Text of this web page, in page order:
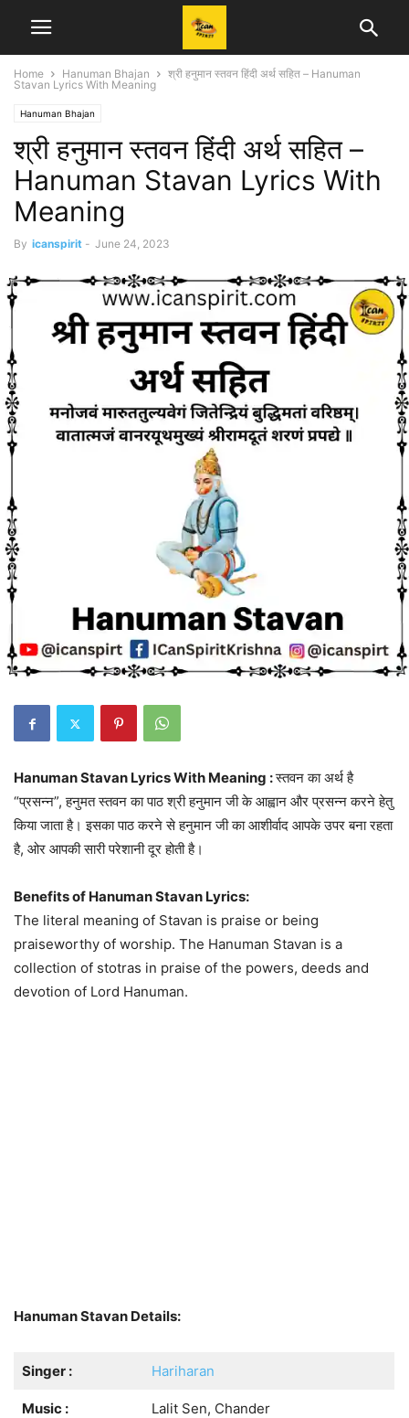
Home Hanuman Bhajan
श्री हनुमान स्तवन हिंदी अर्थ सहित – Hanuman
Stavan Lyrics With Meaning
Hanuman Bhajan
श्री हनुमान स्तवन हिंदी अर्थ सहित –
Hanuman Stavan Lyrics With
Meaning
By icanspirit - June 24, 2023
Hanuman Stavan Lyrics With Meaning :स्तवन का अर्थ है
“प्रसन्न”, हनुमत स्तवन का पाठ श्री हनुमान जी के आह्वान और प्रसन्न करने हेतु
किया जाता है। इसका पाठ करने से हनुमान जी का आशीर्वाद आपके उपर बना रहता
है, ओर आपकी सारी परेशानी दूर होती है।
Benefits of Hanuman Stavan Lyrics:
The literal meaning of Stavan is praise or being
praiseworthy of worship. The Hanuman Stavan is a
collection of stotras in praise of the powers, deeds and
devotion of Lord Hanuman.
Hanuman Stavan Details:
Singer : Hariharan
Music : Lalit Sen, Chander